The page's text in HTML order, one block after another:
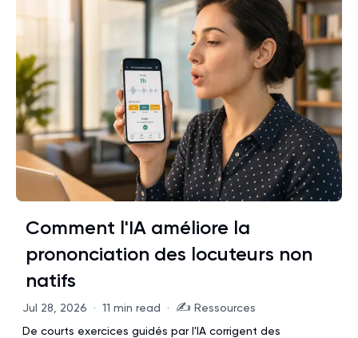
Comment l'IA améliore la
prononciation des locuteurs non
natifs
Jul 28, 2026 · 11 min read · ✍️ Ressources
De courts exercices guidés par l'IA corrigent des